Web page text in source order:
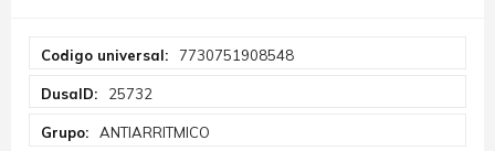
Información
7730751908548
25732
ANTIARRITMICO